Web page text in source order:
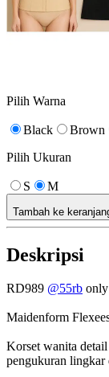
Pilih Warna
Black Brown
Pilih Ukuran
S M
Tambah ke
Deskripsi
RD989 @55rb only
Maidenform
Korset wanita
pengukuran lingkar